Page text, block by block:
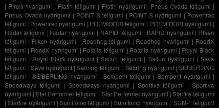
| Pirelli nyárigumi | Platin téligumi | Platin nyárigumi | Pneus Ovada téligumi |
Pneus Ovada nyárigumi | POINT S téligumi | POINT S nyárigumi | Powertrac
téligumi | Powertrac nyárigumi | PREMIORRI téligumi | PREMIORRI nyárigumi |
Radar téligumi | Radar nyárigumi | RAPID téligumi | RAPID nyárigumi | Riken
téligumi | Riken nyárigumi | Roadhog téligumi | Roadhog nyárigumi | RoadX
téligumi | RoadX nyárigumi | Rotalla téligumi | Rotalla nyárigumi | Royal Black
téligumi | Royal Black nyárigumi |Sailun téligumi | Sailun nyárigumi |Sava
téligumi | Sava nyárigumi |Sebring téligumi |Sebring nyárigumi |SEIBERLING
téligumi |SEIBERLING nyárigumi |Semperit téligumi | Semperit nyárigumi |
Speedways téligumi |Speedways nyárigumi | Sportiva téligumi |Sportiva
nyárigumi |Star Performer téligumi | Star Performer nyárigumi | Starfire téligumi
|Starfire nyárigumi |Sumitomo téligumi | Sumitomo nyárigumi | SUN-F téligumi